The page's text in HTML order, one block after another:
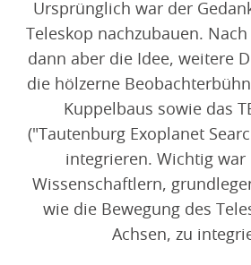
Ursprünglich war der
Teleskop nachzubauen.
dann aber die Idee, weitere
die hölzerne
Kuppelbaus sowie das
("Tautenburg Exoplanet
integrieren. Wichtig war
Wissenschaftlern,
wie die Bewegung des
Achsen, zu